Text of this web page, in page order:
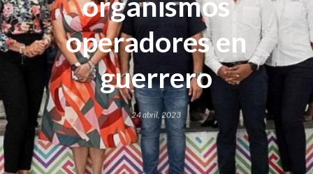
operadores en
guerrero
24 abril, 2023